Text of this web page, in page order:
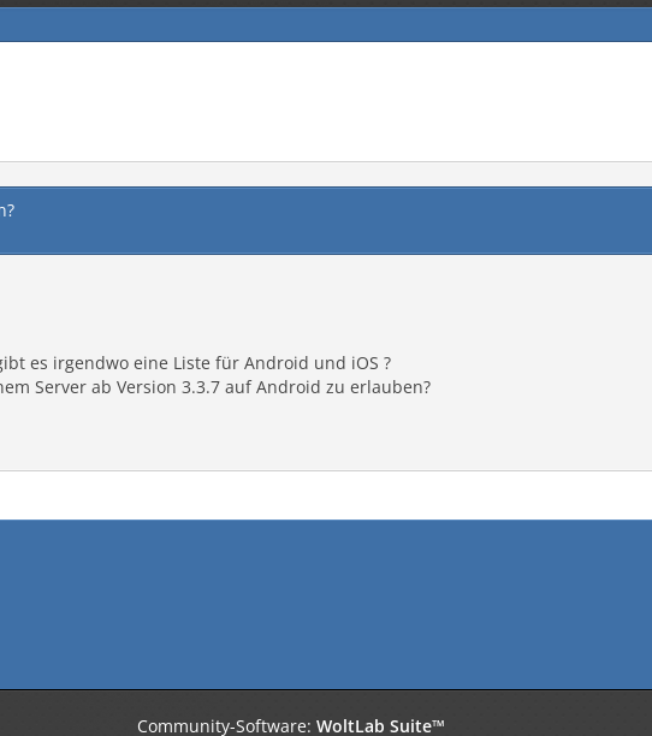
es irgendwo eine Liste für Android und iOS ?
Server ab Version 3.3.7 auf Android zu erlauben?
Community-Software: WoltLab Suite™